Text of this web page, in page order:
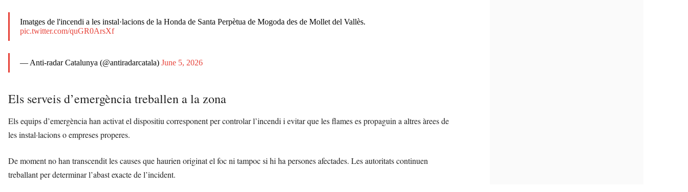
Imatges de l'incendi a les instal·lacions de la Honda de Santa Perpètua de Mogoda des de Mollet del Vallès.
pic.twitter.com/quGR0ArsXf
— Anti-radar Catalunya (@antiradarcatala) June 5, 2026
Els serveis d’emergència treballen a la zona
Els equips d’emergència han activat el dispositiu corresponent per controlar l’incendi i evitar que les flames es propaguin a altres àrees de
les instal·lacions o empreses properes.
De moment no han transcendit les causes que haurien originat el foc ni tampoc si hi ha persones afectades. Les autoritats continuen
treballant per determinar l’abast exacte de l’incident.